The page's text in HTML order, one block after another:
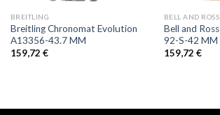
BREITLING
Breitling Chronomat Evolution
A13356-43.7 MM
159,72 €
BELL AND ROSS
Bell and
92-S-42 MM
159,72 €